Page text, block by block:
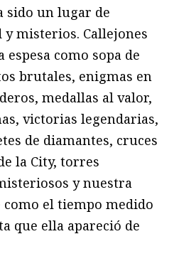
sido un lugar de
misterios. Callejones
como sopa de
brutales, enigmas en
medallas al valor,
victorias legendarias,
de diamantes, cruces
la City, torres
y nuestra
el tiempo medido
que ella apareció de